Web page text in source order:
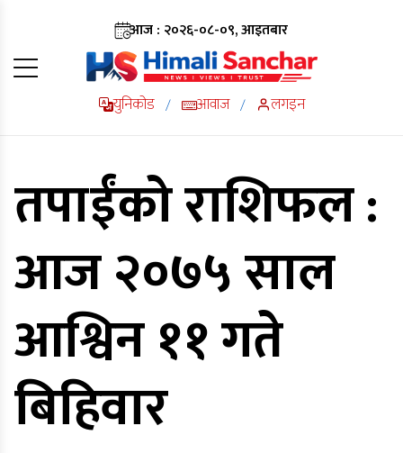
आज : २०२६-०८-०९, आइतबार
युनिकोड / आवाज / लगइन
तपाईंको राशिफल :
आज २०७५ साल
आश्विन ११ गते
बिहिवार